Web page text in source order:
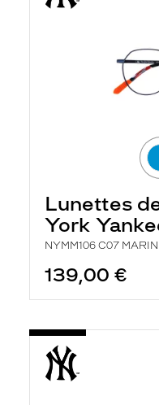
Lunettes
York
NYMM106 C07
139,00 €